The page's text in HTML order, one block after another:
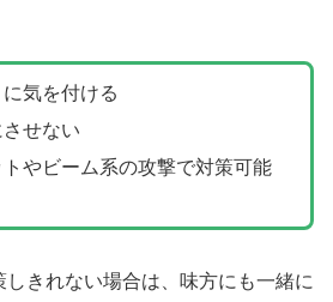
気を付ける
せない
やビーム系の攻撃で対策可能
しきれない場合は、味方にも一緒に